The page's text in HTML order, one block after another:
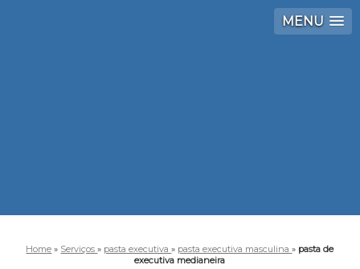
MENU
Home » Serviços» pasta executiva» pasta executiva masculina» pasta de
executiva medianeira